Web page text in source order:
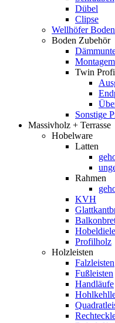
Dübel
Clipse
Wellhöfer
Boden Zubehör
Twin
Sonstige
Massivholz + Terrasse
Hobelware
Latten
Rahmen
KVH
Hobeldiele
Profilholz
Holzleisten
Falzleisten
Fußleisten
Handläufe